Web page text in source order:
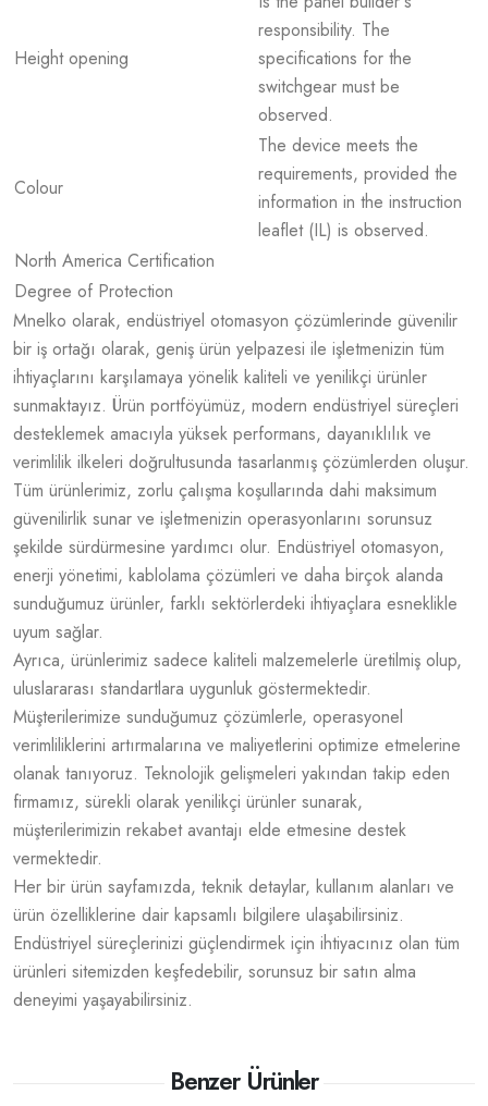
Height opening
responsibility. The
specifications for the
switchgear must be
observed.
Colour
The device meets the
requirements, provided the
information in the instruction
leaflet (IL) is observed.
North America Certification
Degree of Protection
Mnelko olarak, endüstriyel otomasyon çözümlerinde güvenilir
bir iş ortağı olarak, geniş ürün yelpazesi ile işletmenizin tüm
ihtiyaçlarını karşılamaya yönelik kaliteli ve yenilikçi ürünler
sunmaktayız. Ürün portföyümüz, modern endüstriyel süreçleri
desteklemek amacıyla yüksek performans, dayanıklılık ve
verimlilik ilkeleri doğrultusunda tasarlanmış çözümlerden oluşur.
Tüm ürünlerimiz, zorlu çalışma koşullarında dahi maksimum
güvenilirlik sunar ve işletmenizin operasyonlarını sorunsuz
şekilde sürdürmesine yardımcı olur. Endüstriyel otomasyon,
enerji yönetimi, kablolama çözümleri ve daha birçok alanda
sunduğumuz ürünler, farklı sektörlerdeki ihtiyaçlara esneklikle
uyum sağlar.
Ayrıca, ürünlerimiz sadece kaliteli malzemelerle üretilmiş olup,
uluslararası standartlara uygunluk göstermektedir.
Müşterilerimize sunduğumuz çözümlerle, operasyonel
verimliliklerini artırmalarına ve maliyetlerini optimize etmelerine
olanak tanıyoruz. Teknolojik gelişmeleri yakından takip eden
firmamız, sürekli olarak yenilikçi ürünler sunarak,
müşterilerimizin rekabet avantajı elde etmesine destek
vermektedir.
Her bir ürün sayfamızda, teknik detaylar, kullanım alanları ve
ürün özelliklerine dair kapsamlı bilgilere ulaşabilirsiniz.
Endüstriyel süreçlerinizi güçlendirmek için ihtiyacınız olan tüm
ürünleri sitemizden keşfedebilir, sorunsuz bir satın alma
deneyimi yaşayabilirsiniz.
Benzer Ürünler